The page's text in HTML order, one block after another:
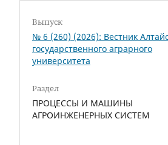
Выпуск
№ 6 (260) (2026): Вестник
государственного аграрного
университета
Раздел
ПРОЦЕССЫ И МАШИНЫ
АГРОИНЖЕНЕРНЫХ СИСТЕМ